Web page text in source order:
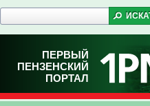
ПЕРВЫЙ
ПЕНЗЕНСКИЙ
ПОРТАЛ